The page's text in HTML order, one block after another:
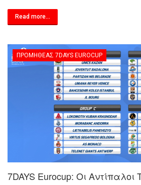
Read more...
ΠΡΟΜΗΘΈΑΣ 7DAYS EUROCUP
7DAYS Eurocup: Οι